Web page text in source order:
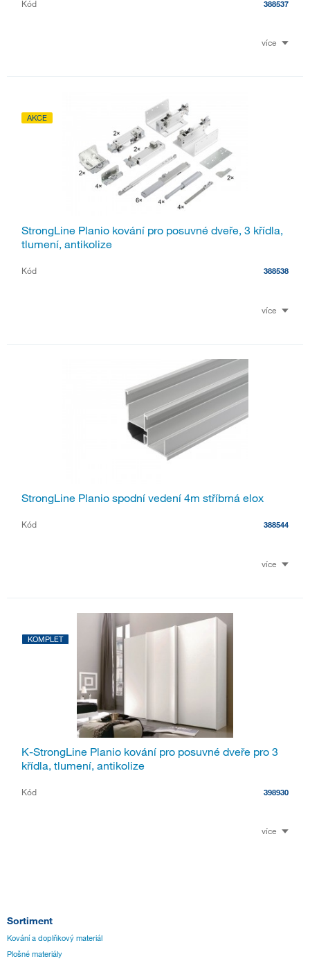
Kód 388537
více
AKCE
StrongLine Planio kování pro posuvné dveře, 3 křídla,
tlumení, antikolize
Kód 388538
více
StrongLine Planio spodní vedení 4m stříbrná elox
Kód 388544
více
KOMPLET
K-StrongLine Planio kování pro posuvné dveře pro 3
křídla, tlumení, antikolize
Kód 398930
více
Sortiment
Kování a doplňkový materiál
Plošné materiály